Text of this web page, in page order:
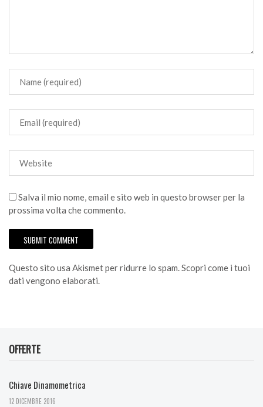
Salva il mio nome, email e sito web in questo browser per la
prossima volta che commento.
Questo sito usa Akismet per ridurre lo spam.Scopri come i tuoi
dati vengono elaborati.
OFFERTE
Chiave Dinamometrica
12 DICEMBRE 2016